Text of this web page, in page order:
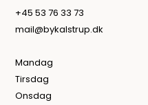
+45 53 76 33 73
mail@bykalstrup.dk
Mandag
Tirsdag
Onsdag